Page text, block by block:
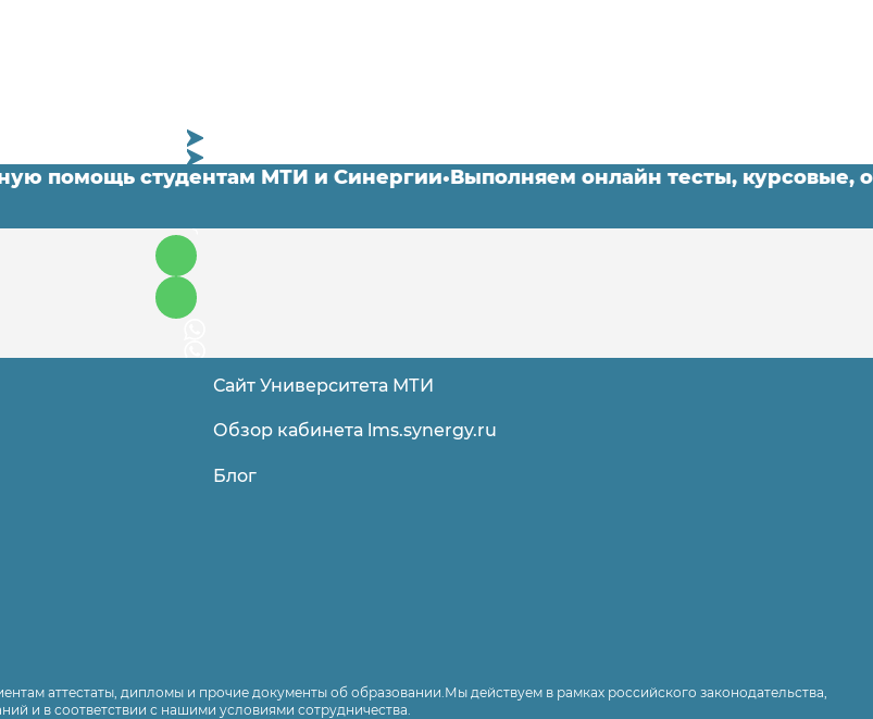
студентов МТИ
помощь студентам МТИ и Синергии•Выполняем онлайн тесты,
Сайт Университета МТИ
Обзор кабинета lms.synergy.ru
Блог
аттестаты, дипломы и прочие документы об образовании.Мы действуем в рамках российского законодательства,
и в соответствии с нашими условиями сотрудничества.